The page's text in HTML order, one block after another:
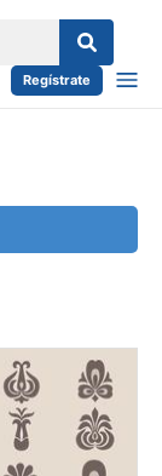
Regístrate